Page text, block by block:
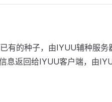
有的种子，由IYUU辅种服
息返回给IYUU客户端，由